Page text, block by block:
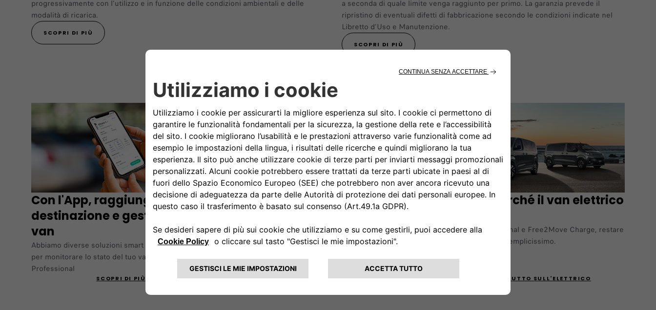
progressivamente con l’utilizzo e in funzione delle condizioni ambientali e delle
modalità di ricarica.
SCOPRI DI PIÙ
a seconda di quale limite venga raggiunto per primo. La garanzia prevede il
ripristino di eventuali difetti di fabbricazione secondo le condizioni indicate nel
Libretto d’Uso e Manutenzione.
SCOPRI DI PIÙ
Con l'App, raggiungi ogni
destinazione e gestisci il tuo
van
Abbiamo diverse soluzioni smart a portata di mano
per monitorare lo stato del tuo van elettrico Fiat
Professional
SCOPRI DI PIÙ
Massimizza la tua
esperienza: autonomia,
ricarica e risparmio!
Utilizza il simulatore Free2Move Charge per
ottenere le principali informazioni relative alla guida
e alla ricarica dei veicoli elettrici Fiat Professional
APRI IL SIMULATORE FREE2MOVE CHARGE
Esplora perché il van elettrico
Con Fiat Professional e Free2Move Charge, restare
sempre carichi è semplicissimo.
SCOPRI TUTTO SULL'ELETTRICO